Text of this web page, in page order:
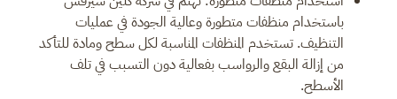
باستخدام منظفات متطورة وعالية الجودة في عمليات
التنظيف. تستخدم المنظفات المناسبة لكل سطح ومادة للتأكد
من إزالة البقع والرواسب بفعالية دون التسبب في تلف
الأسطح.